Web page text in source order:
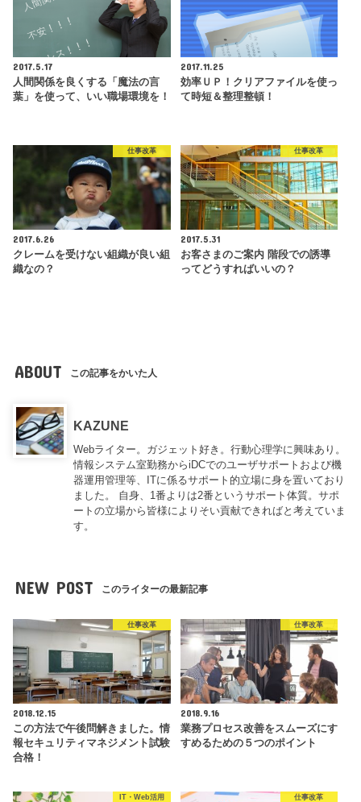
2017.5.17
人間関係を良くする「魔法の言
葉」を使って、いい職場環境を！
2017.11.25
効率ＵＰ！クリアファイルを使っ
て時短＆整理整頓！
仕事改革
2017.6.26
クレームを受けない組織が良い組
織なの？
仕事改革
2017.5.31
お客さまのご案内 階段での誘導
ってどうすればいいの？
ABOUT この記事をかいた人
KAZUNE
Webライター。ガジェット好き。行動心理学に興味あり。
情報システム室勤務からiDCでのユーザサポートおよび機
器運用管理等、ITに係るサポート的立場に身を置いており
ました。 自身、1番よりは2番というサポート体質。サポ
ートの立場から皆様によりそい貢献できればと考えていま
す。
NEW POST このライターの最新記事
仕事改革
2018.12.15
この方法で午後問解きました。情
報セキュリティマネジメント試験
合格！
仕事改革
2018.9.16
業務プロセス改善をスムーズにす
すめるための５つのポイント
IT・Web活用 仕事改革